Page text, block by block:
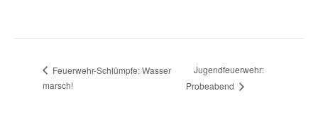
Feuerwehr-Schlümpfe: Wasser
marsch!
Jugendfeuerwehr:
Probeabend